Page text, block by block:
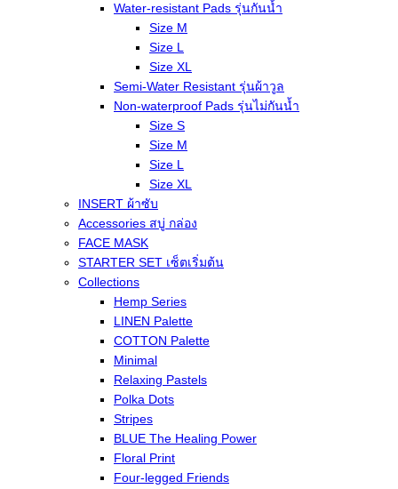
Water-resistant Pads รุ่นกันน้ำ
Size M
Size L
Size XL
Semi-Water Resistant รุ่นผ้าวูล
Non-waterproof Pads รุ่นไม่กันน้ำ
Size S
Size M
Size L
Size XL
INSERT ผ้าซับ
Accessories สบู่ กล่อง
FACE MASK
STARTER SET เซ็ตเริ่มต้น
Collections
Hemp Series
LINEN Palette
COTTON Palette
Minimal
Relaxing Pastels
Polka Dots
Stripes
BLUE The Healing Power
Floral Print
Four-legged Friends